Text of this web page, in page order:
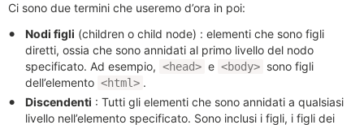
Ci sono due termini che useremo d’ora in poi:
Nodi figli (children o child node) : elementi che sono figli
diretti, ossia che sono annidati al primo livello del nodo
specificato. Ad esempio, <head> e <body> sono figli
dell’elemento <html> .
Discendenti : Tutti gli elementi che sono annidati a qualsiasi
livello nell’elemento specificato. Sono inclusi i figli, i figli dei